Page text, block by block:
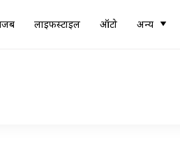
लाइफस्टाइल ऑटो अन्य